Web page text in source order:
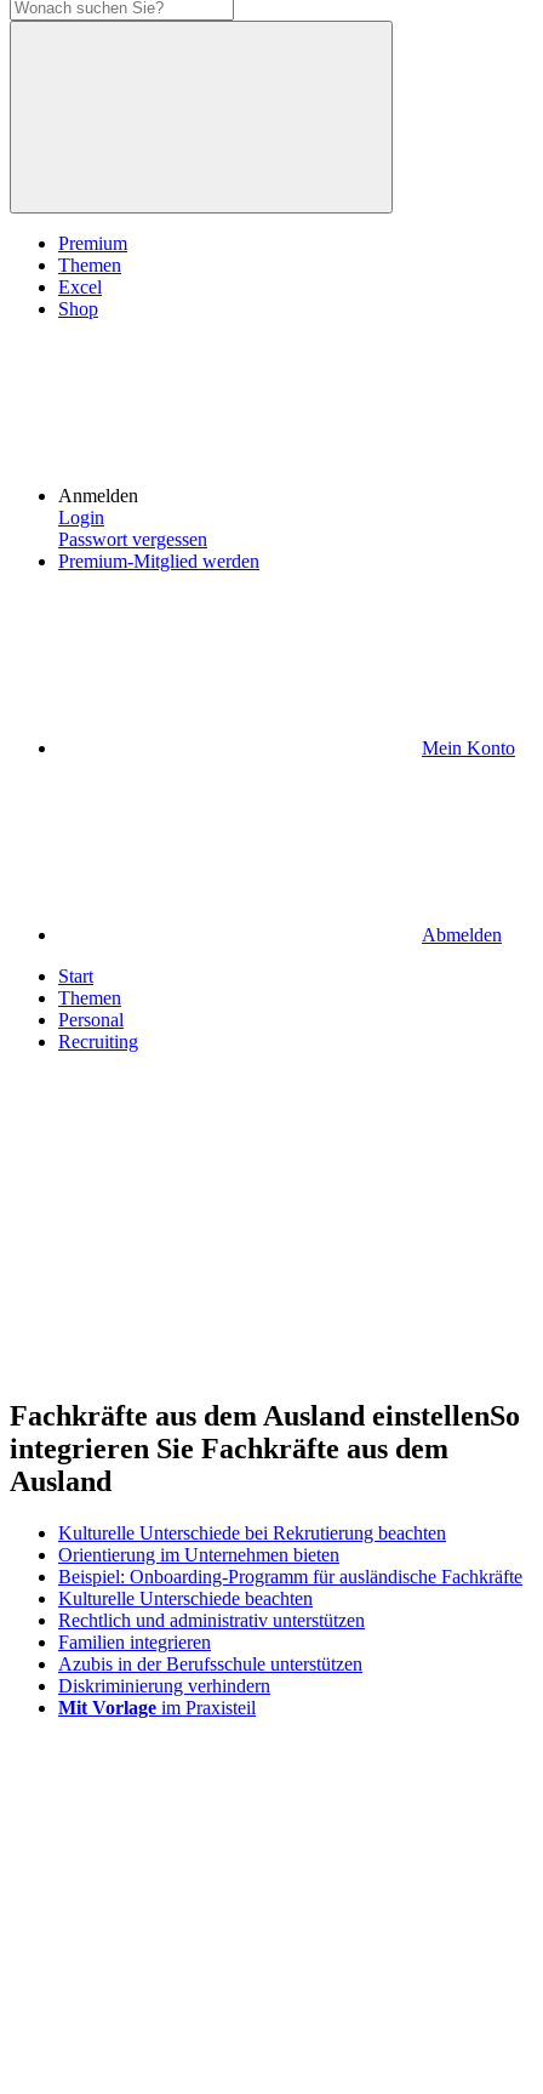
Premium
Themen
Excel
Shop
Anmelden
Login
Passwort vergessen
Premium-Mitglied werden
Mein Konto
Abmelden
Start
Themen
Personal
Recruiting
Fachkräfte aus dem Ausland einstellenSo
integrieren Sie Fachkräfte aus dem
Ausland
Kulturelle Unterschiede bei Rekrutierung beachten
Orientierung im Unternehmen bieten
Beispiel: Onboarding-Programm für ausländische Fachkräfte
Kulturelle Unterschiede beachten
Rechtlich und administrativ unterstützen
Familien integrieren
Azubis in der Berufsschule unterstützen
Diskriminierung verhindern
Mit Vorlage im Praxisteil